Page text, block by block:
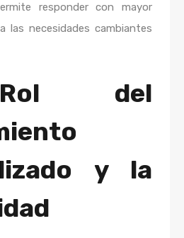
responder con mayor
las necesidades cambiantes
del
y la